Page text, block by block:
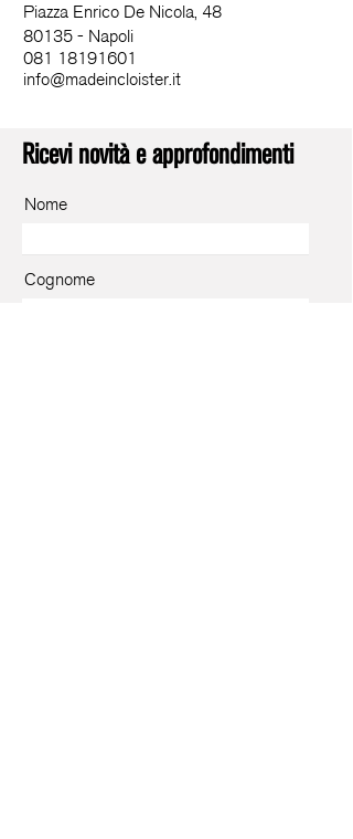
Piazza Enrico De Nicola, 48
80135 - Napoli
081 18191601
info@madeincloister.it
Ricevi novità e approfondimenti
Nome
Cognome